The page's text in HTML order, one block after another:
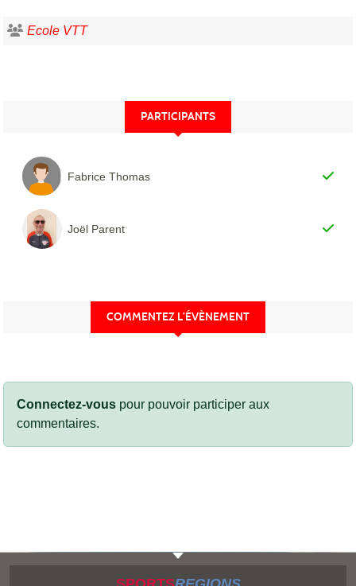
Ecole VTT
PARTICIPANTS
Fabrice Thomas
Joël Parent
COMMENTEZ L’ÉVÈNEMENT
Connectez-vous pour pouvoir participer aux
commentaires.